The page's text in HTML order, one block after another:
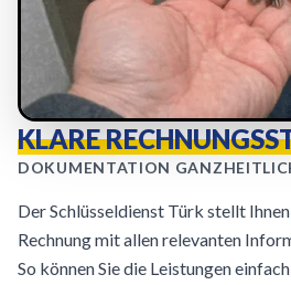
KLARE
DOKUMENTATION
Der Schlüsseldienst Türk stellt
Rechnung mit allen relevanten
So können Sie die Leistungen